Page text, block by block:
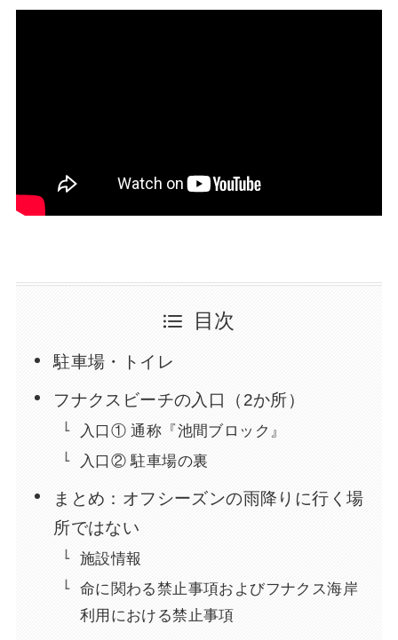
目次
駐車場・トイレ
フナクスビーチの入口（2か所）
入口① 通称『池間ブロック』
入口② 駐車場の裏
まとめ：オフシーズンの雨降りに行く場
所ではない
施設情報
命に関わる禁止事項およびフナクス海岸
利用における禁止事項